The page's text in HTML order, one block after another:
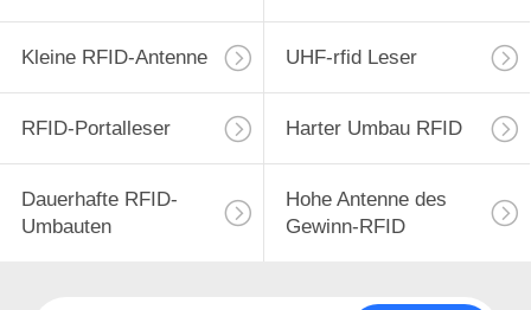
Kleine RFID-Antenne UHF-rfid Leser
RFID-Portalleser Harter Umbau RFID
Dauerhafte RFID-
Umbauten
Hohe Antenne des
Gewinn-RFID